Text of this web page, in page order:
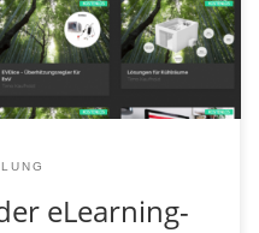
veröffentlicht.
SmartCella – Übersicht
eLearning-